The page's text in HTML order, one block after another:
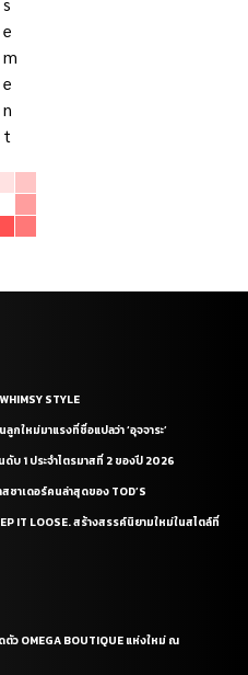
STYLE
กใหม่มาแรงที่ชื่อแปลว่า ‘อุจจาระ’
1 ประจำไตรมาสที่ 2 ของปี 2026
ซาเดอร์คนล่าสุดของ TOD’S
IT LOOSE. สร้างสรรค์นิยามใหม่ในสไตล์ที่
ว OMEGA BOUTIQUE แห่งใหม่ ณ